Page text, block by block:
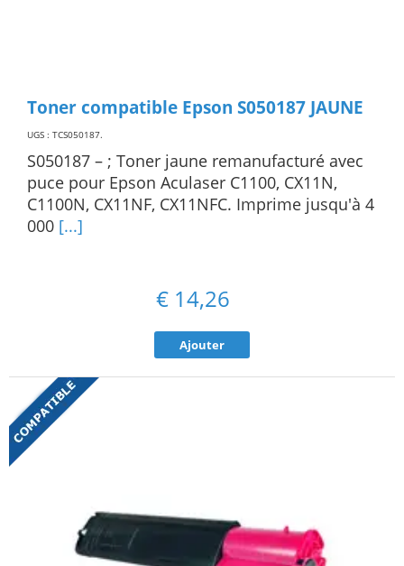
Toner compatible Epson S050187 JAUNE
UGS : TCS050187.
S050187 – ; Toner jaune remanufacturé avec
puce pour Epson Aculaser C1100, CX11N,
C1100N, CX11NF, CX11NFC. Imprime jusqu'à 4
000 [...]
€ 14,26
Ajouter